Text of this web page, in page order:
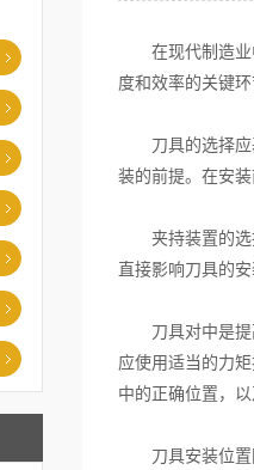
在现代制造业中
度和效率的关键
刀具的选择应基
装的前提。在安
夹持装置的选择
直接影响刀具的
刀具对中是提高
应使用适当的力
中的正确位置，
刀具安装位置同